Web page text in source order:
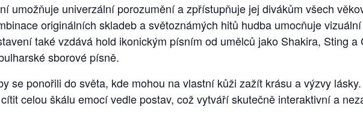
umožňuje univerzální porozumění a zpřístupňuje jej divákům všech
originálních skladeb a světoznámých hitů hudba umocňuje
také vzdává hold ikonickým písním od umělců jako Shakira, Sting a
sborové písně.
se ponořili do světa, kde mohou na vlastní kůži zažít krásu a výzvy
celou škálu emocí vedle postav, což vytváří skutečně interaktivní a